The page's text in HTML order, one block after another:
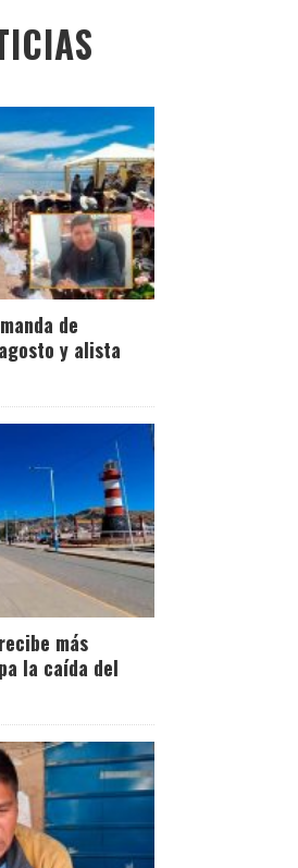
de
y alista
más
la caída del